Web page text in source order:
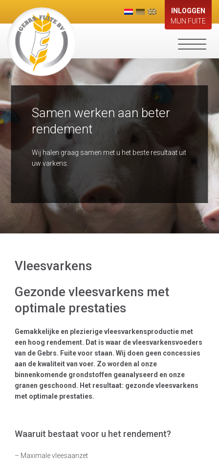
INLOGGEN
MIJN FUITE
Toggle
Samen werken aan beter
rendement
Wij halen graag samen met u het beste resultaat uit
uw varkens.
Vleesvarkens
Gezonde vleesvarkens met
optimale prestaties
Gemakkelijke en plezierige vleesvarkensproductie met
een hoog rendement. Dat is waar de vleesvarkensvoeders
van de Gebrs. Fuite voor staan. Wij doen geen concessies
aan de kwaliteit van voer. Zo worden al onze
binnenkomende grondstoffen geanalyseerd en onze
granen geschoond. Het resultaat: gezonde vleesvarkens
met optimale prestaties.
Waaruit bestaat voor u het rendement?
– Maximale vleesaanzet